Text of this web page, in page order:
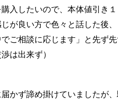
入したいので、本体値引き
が良い方で色々と話した後
ご相談に応じます」と先ず先
は出来ず）
かず諦め掛けていましたが